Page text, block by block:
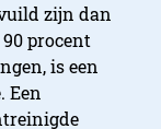
zijn dan
procent
is een
Een